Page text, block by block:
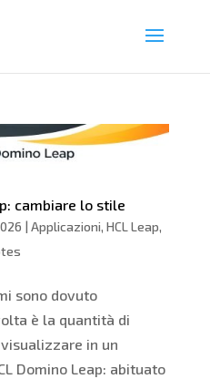
cambiare lo stile
| Applicazioni, HCL Leap,
sono dovuto
è la quantità di
in un
Domino Leap: abituato